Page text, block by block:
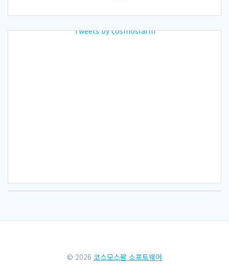
Tweets by cosmosfarm
© 2026 코스모스팜 소프트웨어